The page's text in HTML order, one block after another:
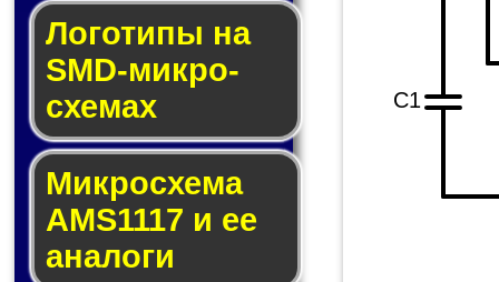
Логотипы на
SMD-мик­ро­
схе­мах
Микросхема
AMS1117 и ее
ана­ло­ги
C1